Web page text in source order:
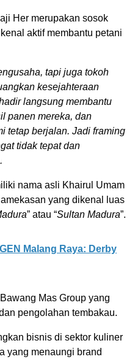
Her merupakan sosok
aktif membantu petani
tapi juga tokoh
kesejahteraan
langsung membantu
panen mereka, dan
tetap berjalan. Jadi framing
tidak tepat dan
nama asli Khairul Umam
yang dikenal luas
” atau “Sultan Madura”.
Malang Raya: Derby
Mas Group yang
pengolahan tembakau.
bisnis di sektor kuliner
yang menaungi brand